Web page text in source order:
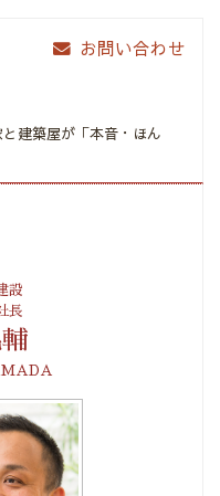
建築屋が 「本音・ほん
お問い合わせ
設
長